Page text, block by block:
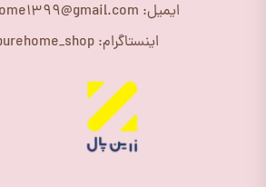
ایمیل: purehome1399@gmail.com
اینستاگرام: purehome_shop@